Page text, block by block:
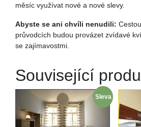
měsíc využívat nové a nové slevy.
Abyste se ani chvíli nenudili:
průvodcích budou provázet zvídavé
se zajímavostmi.
Související
Sleva